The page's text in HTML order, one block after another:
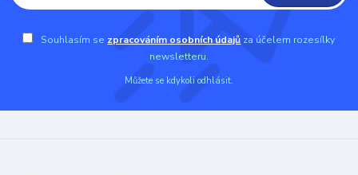
Souhlasím se zpracováním osobních údajů za účelem rozesílky
newsletteru.
Můžete se kdykoli odhlásit.